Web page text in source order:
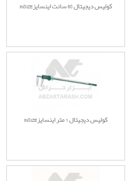
کولیس دیجیتال 80 سانت اینسایزINSIZE
کولیس دیجیتال 1 متر اینسایزINSIZE